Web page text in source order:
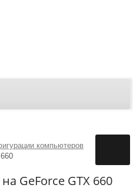
компьютеров
GeForce GTX 660